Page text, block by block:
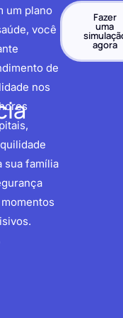
um plano
você
de
nos
sua família
Fazer
uma
agora